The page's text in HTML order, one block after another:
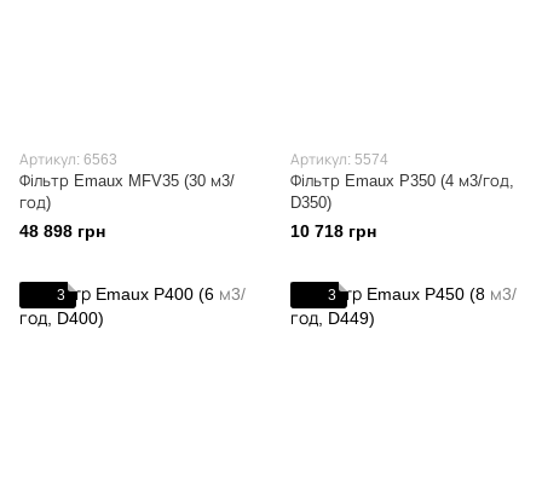
Артикул: 6563
Фільтр Emaux MFV35 (30 м3/
год)
48 898 грн
Артикул: 5574
Фільтр Emaux P350 (4 м3/год,
D350)
10 718 грн
3 3